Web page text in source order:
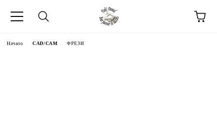
Начало CAD/CAM ФРЕЗИ